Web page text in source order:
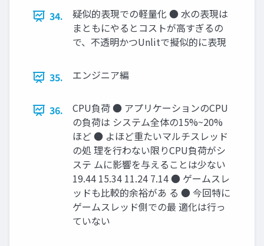
34.
疑似的表現での軽量化 ● 水の表現は
まともにやるとコストが高すぎるの
で、不透明かつUnlitで擬似的に表現
35. エンジニア編
36.
CPU負荷 ● アプリケーションのCPU
の負荷は システム全体の15%~20%
ほど ● よほど重たいマルチスレッド
の処 理を行わない限りCPU負荷がシ
ステ ムに影響を与えることは少ない
19.44 15.34 11.24 7.14 ● ゲームスレ
ッドも比較的余裕があ る ● 今回特に
ゲームスレッド側での最 適化は行っ
ていない